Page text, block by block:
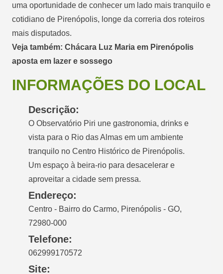
uma oportunidade de conhecer um lado mais tranquilo e
cotidiano de Pirenópolis, longe da correria dos roteiros
mais disputados.
Veja também: Chácara Luz Maria em Pirenópolis
aposta em lazer e sossego
INFORMAÇÕES DO LOCAL
Descrição:
O Observatório Piri une gastronomia, drinks e
vista para o Rio das Almas em um ambiente
tranquilo no Centro Histórico de Pirenópolis.
Um espaço à beira-rio para desacelerar e
aproveitar a cidade sem pressa.
Endereço:
Centro - Bairro do Carmo, Pirenópolis - GO,
72980-000
Telefone:
062999170572
Site: